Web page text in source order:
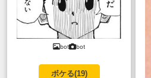
bot bot
ボケる(19)